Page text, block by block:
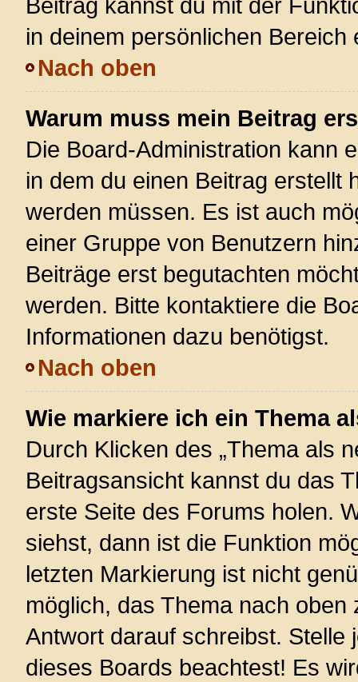
Beitrag kannst du mit der
in deinem persönlichen Bereich
Nach oben
Warum muss mein Beitrag
Die Board-Administration kann
in dem du einen Beitrag erstellt
werden müssen. Es ist auch
einer Gruppe von Benutzern
Beiträge erst begutachten
werden. Bitte kontaktiere die
Informationen dazu benötigst.
Nach oben
Wie markiere ich ein Thema
Durch Klicken des „Thema als
Beitragsansicht kannst du das
erste Seite des Forums holen.
siehst, dann ist die Funktion
letzten Markierung ist nicht
möglich, das Thema nach
Antwort darauf schreibst. Stelle
dieses Boards beachtest! Es